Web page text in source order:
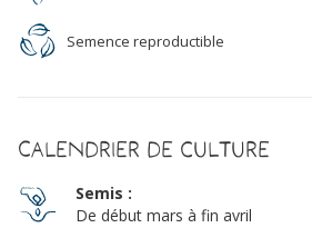
Semence reproductible
Calendrier de culture
Semis :
De début mars à fin avril